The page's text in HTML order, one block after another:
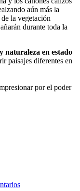
aún más la
la vegetación
durante toda la
naturaleza en estado
paisajes diferentes en
por el poder